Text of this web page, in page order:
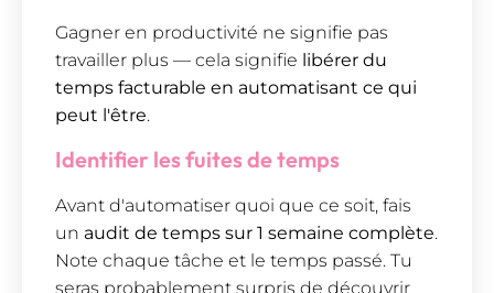
Gagner en productivité ne signifie pas
travailler plus — cela signifie libérer du
temps facturable en automatisant ce qui
peut l'être.
Identifier les fuites de temps
Avant d'automatiser quoi que ce soit, fais
un audit de temps sur 1 semaine complète.
Note chaque tâche et le temps passé. Tu
seras probablement surpris de découvrir